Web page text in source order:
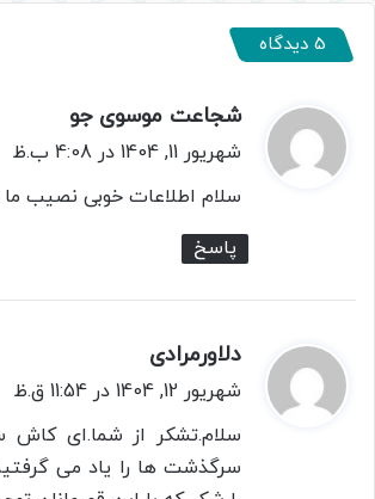
5 دیدگاه
شجاعت موسوی جو
ف
شهریور 11, 1404 در 4:08 ب.ظ
سلام اطلاعات خوبی نصیب
پاسخ
دلاورمرادی
ف
شهریور 12, 1404 در 11:54 ق.ظ
سلام.تشکر از شما.ای کاش
سرگذشت ها را یاد می